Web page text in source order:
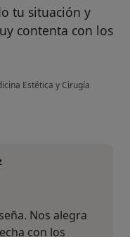
tu situación y
contenta con los
Estética y Cirugía
Nos alegra
con los